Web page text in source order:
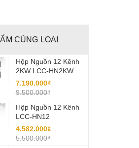
CÙNG LOẠI
Hộp Nguồn 12 Kênh
2KW LCC-HN2KW
7.190.000₫
9.500.000₫
Hộp Nguồn 12 Kênh
LCC-HN12
4.582.000₫
5.500.000₫